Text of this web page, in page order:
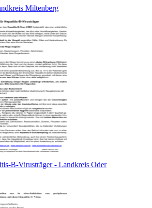
Miltenberg
B-Virusträger - Landkreis Oder